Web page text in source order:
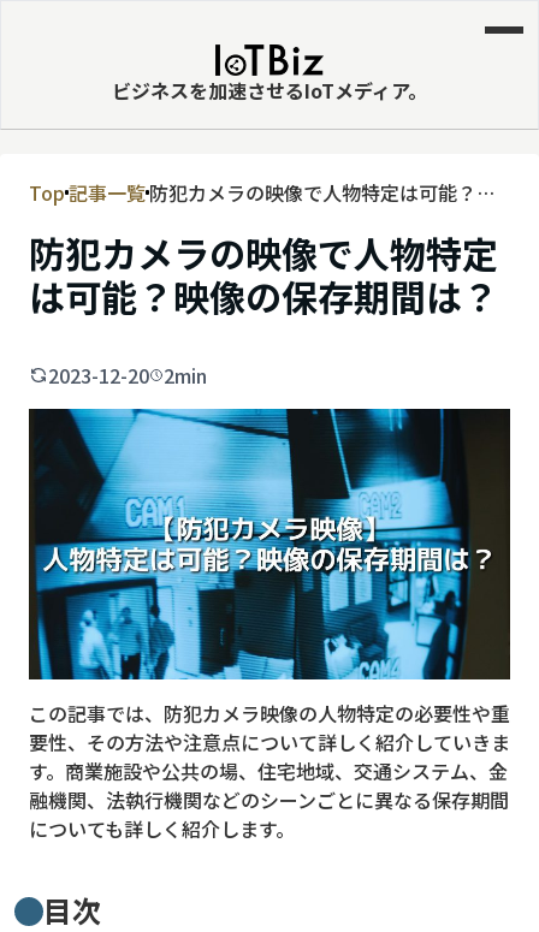
ビジネスを加速させるIoTメディア。
MVNE
エッジ
LPWA
IaaS
ビッグデータ
MVNO
スマート漁業
PR
5G
クラウド
M2M
スマート〇〇
Top記事一覧防犯カメラの映像で人物特定は可能？映
防犯カメラの映像で人物特定
は可能？映像の保存期間は？
2023-12-20 2min
この記事では、防犯カメラ映像の人物特定の必要性や重
要性、その方法や注意点について詳しく紹介していきま
す。商業施設や公共の場、住宅地域、交通システム、金
融機関、法執行機関などのシーンごとに異なる保存期間
についても詳しく紹介します。
目次